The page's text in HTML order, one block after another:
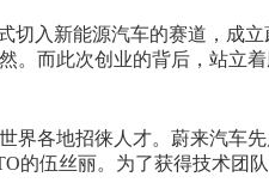
切入新能源汽车的赛道，成
。而此次创业的背后，站立
界各地招徕人才。蔚来汽车
的伍丝丽。为了获得技术